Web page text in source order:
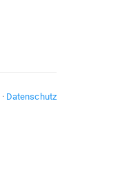
· Datenschutz